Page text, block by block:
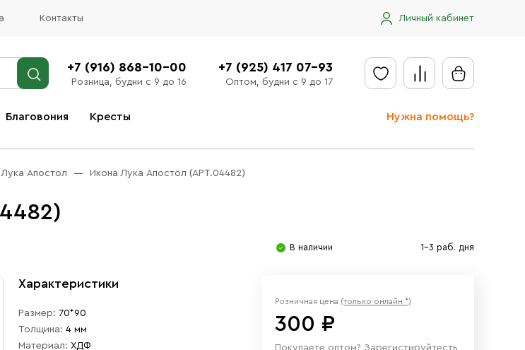
Контакты Личный кабинет
+7 (916) 868-10-00
Розница, будни с 9 до 16
+7 (925) 417 07-93
Оптом, будни с 9 до 17
Благовония Кресты Нужна помощь?
Отправить заявку
Лука Апостол Икона Лука Апостол (АРТ.04482)
В наличии 1-3 раб. дня
Характеристики
Размер: 70*90
Толщина: 4 мм
Материал: ХДФ
Розничная цена (только онлайн *)
300 ₽
Покупаете оптом? Зарегистируйтесть,